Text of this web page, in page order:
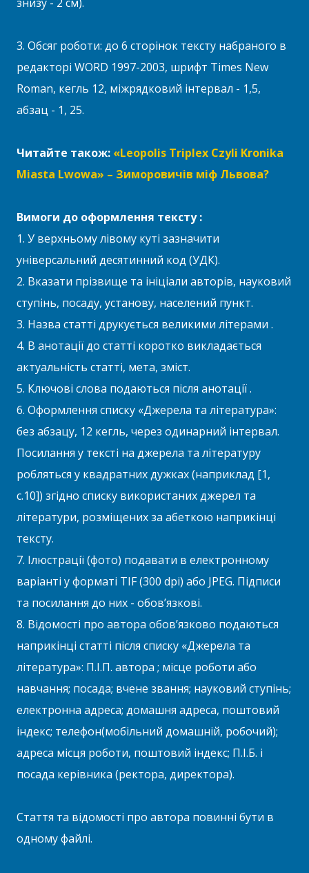
3. Обсяг роботи: до 6 сторінок тексту набраного в
редакторі WORD 1997-2003, шрифт Times New
Roman, кегль 12, міжрядковий інтервал - 1,5,
абзац - 1, 25.
Читайте також: «Leopolis Triplex Czyli Kronika
Miasta Lwowa» – Зиморовичів міф Львова?
Вимоги до оформлення тексту :
1. У верхньому лівому куті зазначити
універсальний десятинний код (УДК).
2. Вказати прізвище та ініціали авторів, науковий
ступінь, посаду, установу, населений пункт.
3. Назва статті друкується великими літерами .
4. В анотації до статті коротко викладається
актуальність статті, мета, зміст.
5. Ключові слова подаються після анотації .
6. Оформлення списку «Джерела та література»:
без абзацу, 12 кегль, через одинарний інтервал.
Посилання у тексті на джерела та літературу
робляться у квадратних дужках (наприклад [1,
с.10]) згідно списку використаних джерел та
літератури, розміщених за абеткою наприкінці
тексту.
7. Ілюстрації (фото) подавати в електронному
варіанті у форматі TIF (300 dpi) або JPEG. Підписи
та посилання до них - обов’язкові.
8. Відомості про автора обов’язково подаються
наприкінці статті після списку «Джерела та
література»: П.І.П. автора ; місце роботи або
навчання; посада; вчене звання; науковий ступінь;
електронна адреса; домашня адреса, поштовий
індекс; телефон(мобільний домашній, робочий);
адреса місця роботи, поштовий індекс; П.І.Б. і
посада керівника (ректора, директора).
Стаття та відомості про автора повинні бути в
одному файлі.